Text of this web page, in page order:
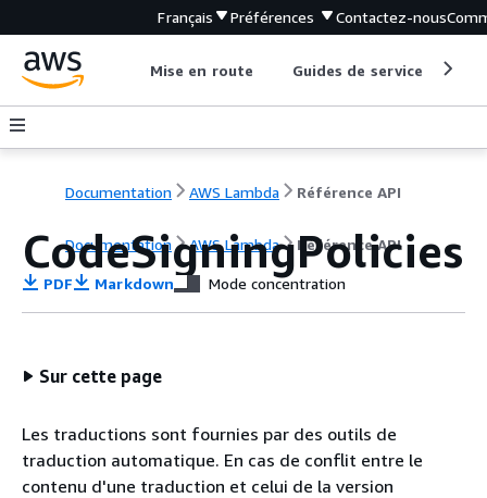
Français Préférences Contactez-nous
Mise en route Guides de service
Documentation AWS Lambda Référence API
Documentation AWS Lambda Référence API
CodeSigningPolicies
PDF Markdown Mode concentration
Sur cette page
Les traductions sont fournies par des outils de
traduction automatique. En cas de conflit entre le
contenu d'une traduction et celui de la version